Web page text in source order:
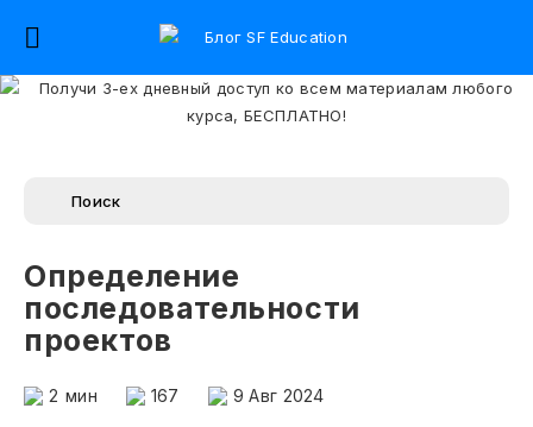
Определение
последовательности
проектов
2 мин 167 9 Авг 2024